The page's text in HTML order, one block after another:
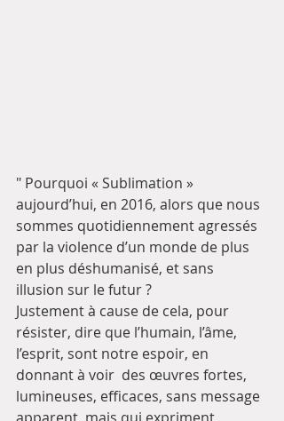
" Pourquoi « Sublimation »
aujourd’hui, en 2016, alors que nous
sommes quotidiennement agressés
par la violence d’un monde de plus
en plus déshumanisé, et sans
illusion sur le futur ?
Justement à cause de cela, pour
résister, dire que l’humain, l’âme,
l’esprit, sont notre espoir, en
donnant à voir  des œuvres fortes,
lumineuses, efficaces, sans message